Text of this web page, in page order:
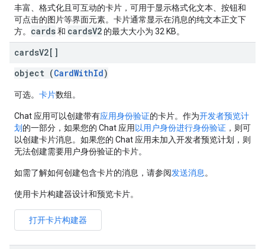
丰富、格式化且可互动的卡片，可用于显示格式化文本、按钮和
可点击的图片等界面元素。卡片通常显示在消息的纯文本正文下
方。 cards和 cardsV2 的最大大小为 32 KB。
cardsV2[]
object (CardWithId)
可选。 卡片数组。
Chat 应用可以创建带有应用身份验证的卡片。作为开发者预览计
划 的一部分，如果您的 Chat 应用 以用户身份进行身份验证 ，则可
以创建卡片消息。如果您的 Chat 应用未加入开发者预览计划，则
无法创建需要用户身份验证的卡片。
如需了解如何创建包含卡片的消息，请参阅发送消息 。
使用卡片构建器设计和预览卡片。
打开卡片构建器